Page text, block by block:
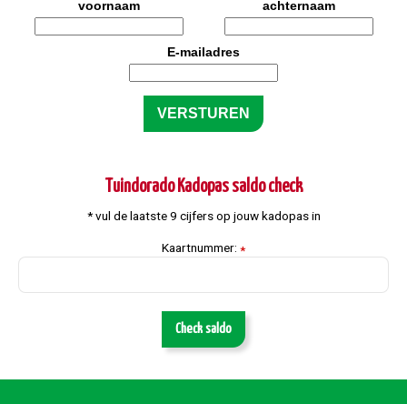
voornaam
achternaam
E-mailadres
Tuindorado Kadopas saldo check
* vul de laatste 9 cijfers op jouw kadopas in
Kaartnummer: *
Check saldo